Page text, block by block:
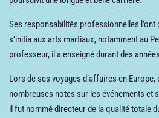
Ses responsabilités professionnelles l’ont
s’initia aux arts martiaux, notamment au
professeur, il a enseigné durant des
Lors de ses voyages d’affaires en
nombreuses notes sur les événements
il fut nommé directeur de la qualité totale